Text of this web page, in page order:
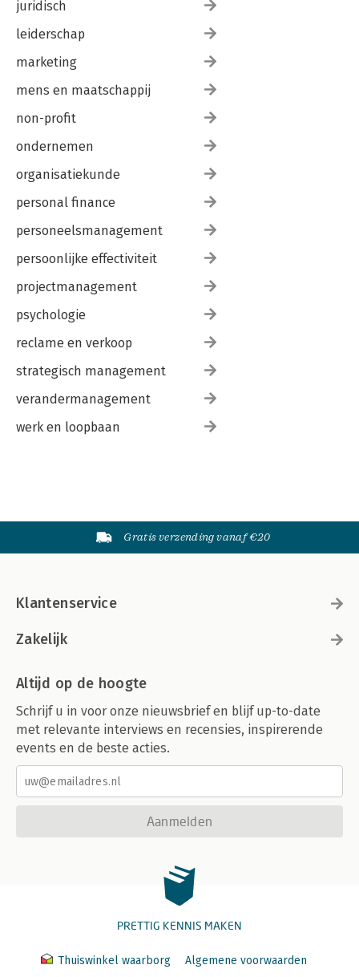
juridisch
leiderschap
marketing
mens en maatschappij
non-profit
ondernemen
organisatiekunde
personal finance
personeelsmanagement
persoonlijke effectiviteit
projectmanagement
psychologie
reclame en verkoop
strategisch management
verandermanagement
werk en loopbaan
Gratis verzending vanaf €20
Klantenservice
Zakelijk
Altijd op de hoogte
Schrijf u in voor onze nieuwsbrief en blijf up-to-date
met relevante interviews en recensies, inspirerende
events en de beste acties.
Aanmelden
PRETTIG KENNIS MAKEN
Thuiswinkel waarborg
Algemene voorwaarden